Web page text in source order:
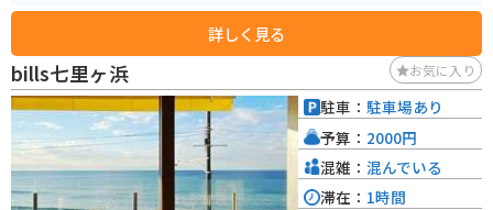
癒されます。
詳しく見る
bills七里ヶ浜 お気に入り
駐車： 駐車場あり
予算： 2000円
混雑： 混んでいる
滞在： 1時間